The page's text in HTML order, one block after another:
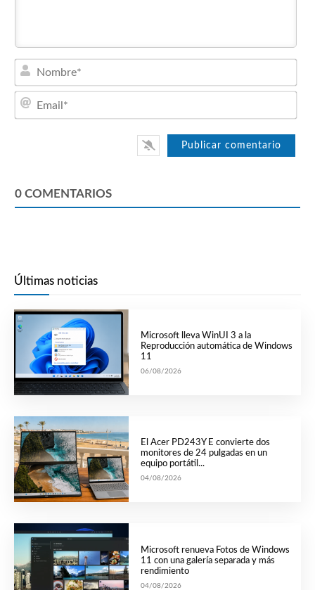
0 COMENTARIOS
Últimas noticias
Microsoft lleva WinUI 3 a la
Reproducción automática de Windows
11
06/08/2026
El Acer PD243Y E convierte dos
monitores de 24 pulgadas en un
equipo portátil...
04/08/2026
Microsoft renueva Fotos de Windows
11 con una galería separada y más
rendimiento
04/08/2026